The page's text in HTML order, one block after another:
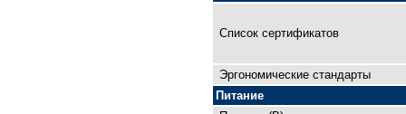
Список сертификатов
Эргономические стандарты
Питание